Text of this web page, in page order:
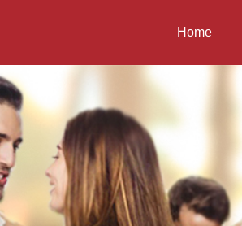
Home